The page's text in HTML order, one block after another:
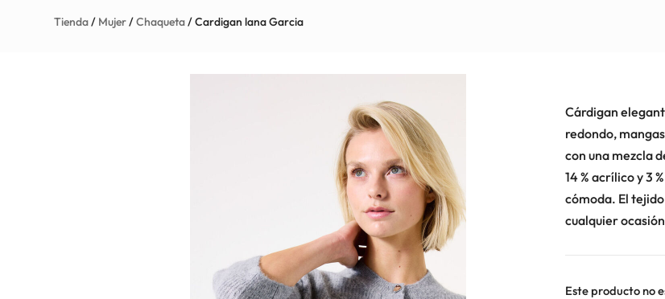
Tienda/ Mujer/Chaqueta/ Cardigan lana Garcia
Cárdigan
redondo,
con una mezcla
14 % acrílico y 3
cómoda. El
cualquier
Este producto no